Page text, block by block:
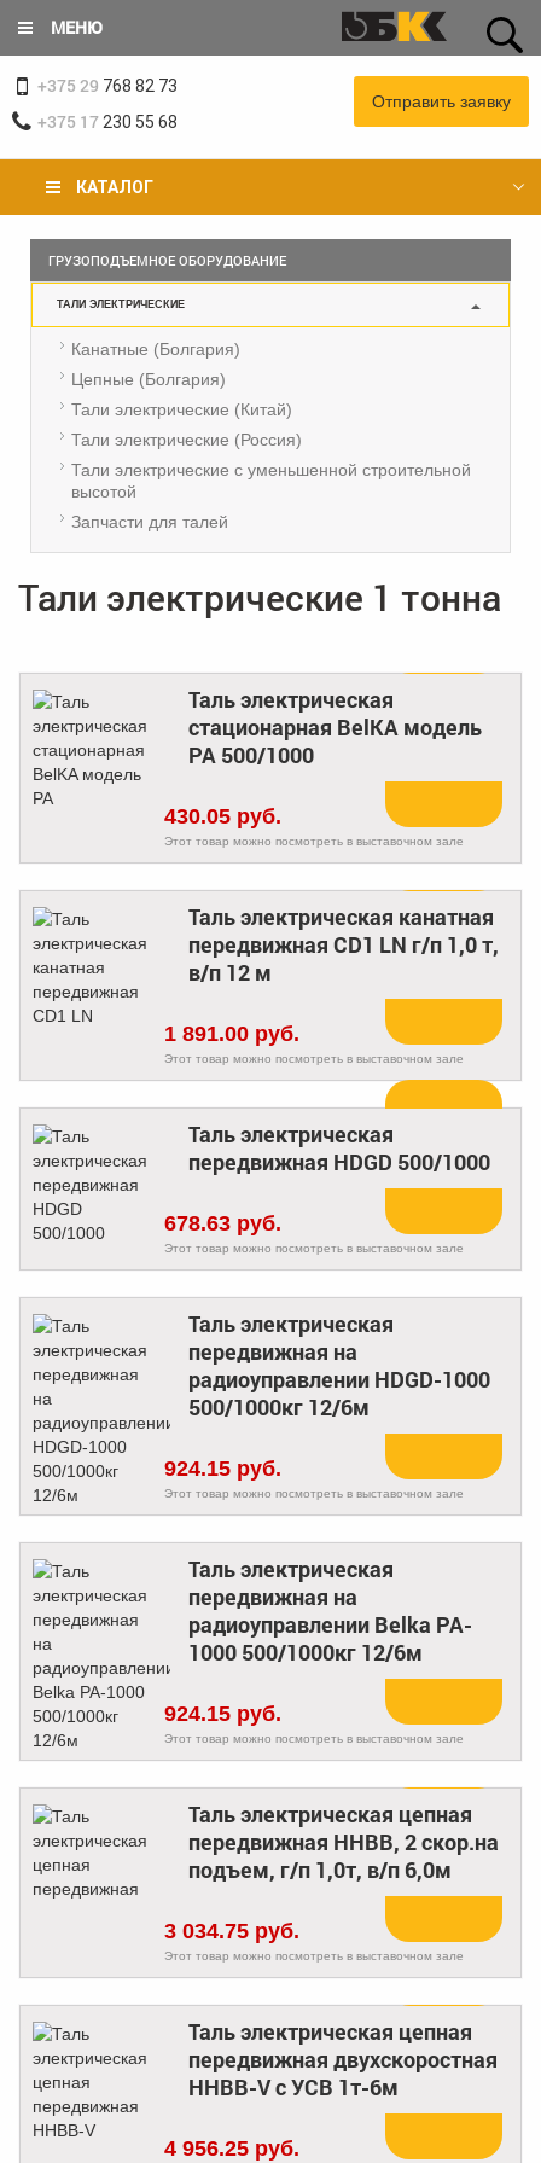
основному
содержанию
МЕНЮ
+375 29 768 82 73
+375 17 230 55 68
Отправить заявку
КАТАЛОГ
Вы
здесь
ГРУЗОПОДЪЕМНОЕ ОБОРУДОВАНИЕ
ТАЛИ ЭЛЕКТРИЧЕСКИЕ
Канатные (Болгария)
Цепные (Болгария)
Тали электрические (Китай)
Тали электрические (Россия)
Тали электрические с уменьшенной строительной
высотой
Запчасти для талей
Тали электрические 1 тонна
Таль электрическая
стационарная BelKA модель
PA 500/1000
430.05 руб.
Этот товар можно посмотреть в выставочном зале
Таль электрическая канатная
передвижная CD1 LN г/п 1,0 т,
в/п 12 м
1 891.00 руб.
Этот товар можно посмотреть в выставочном зале
Таль электрическая
передвижная HDGD 500/1000
678.63 руб.
Купить
Этот товар можно посмотреть в выставочном зале
Таль электрическая
передвижная на
радиоуправлении HDGD-1000
500/1000кг 12/6м
924.15 руб.
Этот товар можно посмотреть в выставочном зале
Таль электрическая
передвижная на
радиоуправлении Belka PA-
1000 500/1000кг 12/6м
924.15 руб.
Купить
Этот товар можно посмотреть в выставочном зале
Таль электрическая цепная
передвижная HHBB, 2 скор.на
подъем, г/п 1,0т, в/п 6,0м
3 034.75 руб.
Купить
Этот товар можно посмотреть в выставочном зале
Таль электрическая цепная
передвижная двухскоростная
HHBB-V с УСВ 1т-6м
4 956.25 руб.